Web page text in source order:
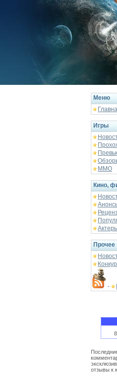
Меню
Игры
ММО
Кино,
Прочее
-
отзывы к